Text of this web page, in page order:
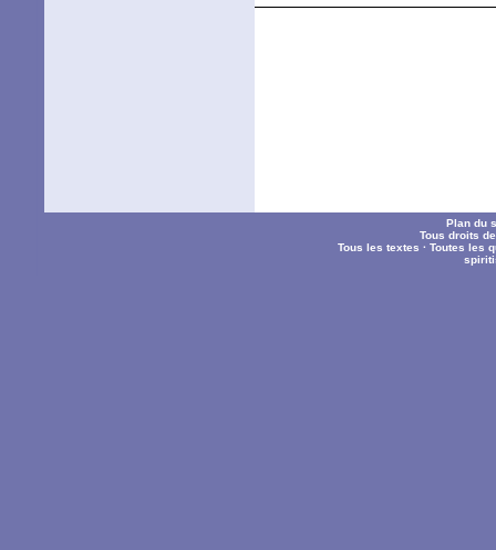
Plan du
Tous droits
Tous les textes ·Toutes les